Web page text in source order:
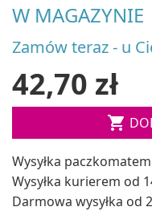
W MAGAZYNIE
Zamów teraz - u
42,70 zł

Wysyłka
Wysyłka kurierem od
Darmowa wysyłka od